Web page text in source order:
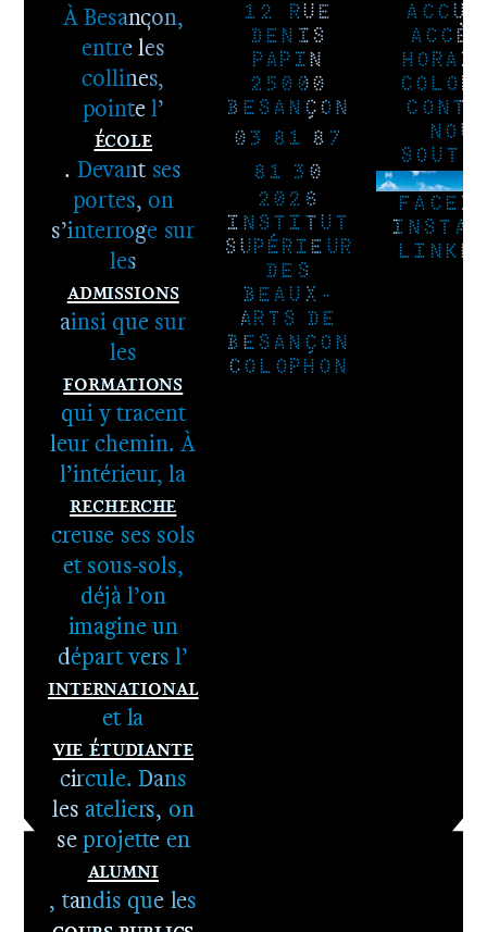
À Besançon,
entre les
collines,
pointe l’
École
. Devant ses
portes, on
s’interroge sur
les
Admissions
ainsi que sur
les
Formations
1er cycle -
Le DNA
2e cycle -
Le DNSEP
qui y tracent
leur chemin. À
l’intérieur, la
Recherche
creuse ses sols
et sous-sols,
déjà l’on
imagine un
départ vers l’
International
et la
Vie étudiante
circule. Dans
les ateliers, on
se projette en
Alumni
, tandis que les
12 RUE
DENIS
PAPIN
25000
BESANÇON
03 81 87
81 30
2026
INSTITUT
SUPÉRIEUR
DES
BEAUX-
ARTS DE
BESANÇON
COLOPHON